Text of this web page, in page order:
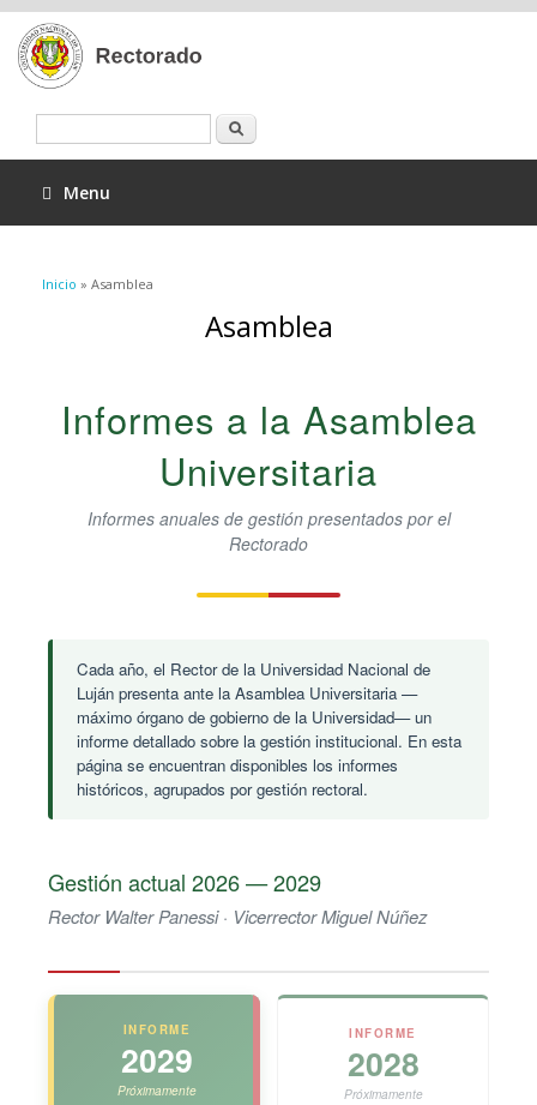
Menu
Se encuentra usted aquí
Inicio » Asamblea
Asamblea
Informes a la Asamblea
Universitaria
Informes anuales de gestión presentados por el
Rectorado
Cada año, el Rector de la Universidad Nacional de
Luján presenta ante la Asamblea Universitaria —
máximo órgano de gobierno de la Universidad— un
informe detallado sobre la gestión institucional. En esta
página se encuentran disponibles los informes
históricos, agrupados por gestión rectoral.
Gestión actual 2026 — 2029
Rector Walter Panessi · Vicerrector Miguel Núñez
INFORME
2029
Próximamente
INFORME
2028
Próximamente